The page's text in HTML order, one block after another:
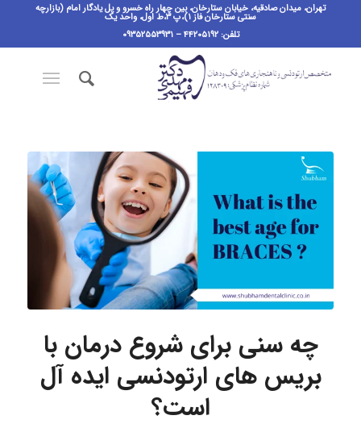
تهران، میدان صادقیه، خیابان ستارخان، بین چهار راه خسرو و پل یادگار امام (بازارچه
سنتی ستارخان فاز ۱)،پ ٣،ط اول، واحد یک
تلفن: ۴۴۲۰۵۱۹۲ – ۰۹۳۵۲۵۵۳۹۳۱
چه سنی برای شروع درمان با
بریس های ارتودنسی ایده آل
است؟